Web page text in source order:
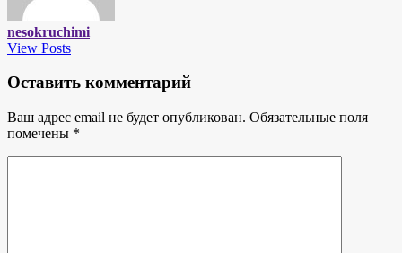
nesokruchimi
View Posts
Оставить комментарий
Ваш адрес email не будет опубликован. Обязательные поля
помечены *